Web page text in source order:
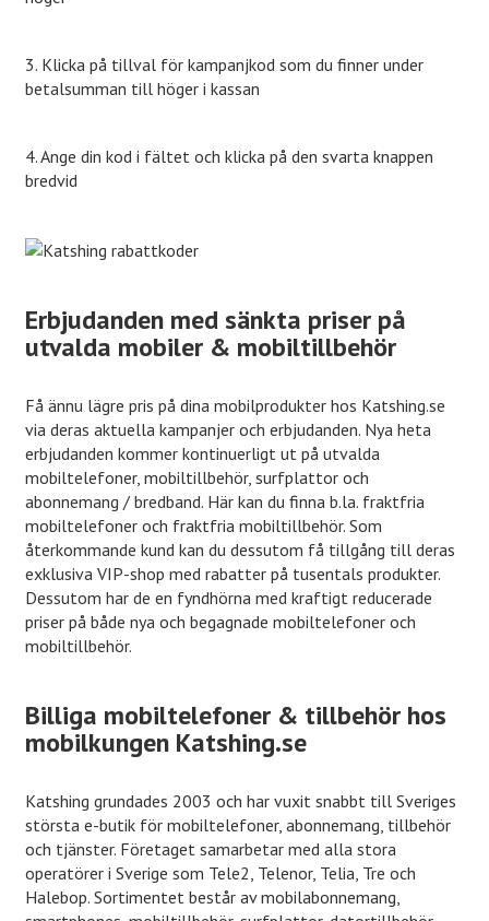
3. Klicka på tillval för kampanjkod som du finner under
betalsumman till höger i kassan
4. Ange din kod i fältet och klicka på den svarta knappen
bredvid
Erbjudanden med sänkta priser på
utvalda mobiler & mobiltillbehör
Få ännu lägre pris på dina mobilprodukter hos Katshing.se
via deras aktuella kampanjer och erbjudanden. Nya heta
erbjudanden kommer kontinuerligt ut på utvalda
mobiltelefoner, mobiltillbehör, surfplattor och
abonnemang / bredband. Här kan du finna b.la. fraktfria
mobiltelefoner och fraktfria mobiltillbehör. Som
återkommande kund kan du dessutom få tillgång till deras
exklusiva VIP-shop med rabatter på tusentals produkter.
Dessutom har de en fyndhörna med kraftigt reducerade
priser på både nya och begagnade mobiltelefoner och
mobiltillbehör.
Billiga mobiltelefoner & tillbehör hos
mobilkungen Katshing.se
Katshing grundades 2003 och har vuxit snabbt till Sveriges
största e-butik för mobiltelefoner, abonnemang, tillbehör
och tjänster. Företaget samarbetar med alla stora
operatörer i Sverige som Tele2, Telenor, Telia, Tre och
Halebop. Sortimentet består av mobilabonnemang,